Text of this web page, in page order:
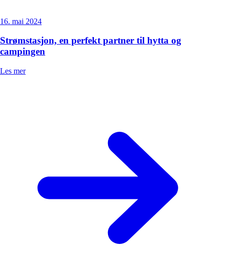
16. mai 2024
Strømstasjon, en perfekt partner til hytta og
campingen
Les mer